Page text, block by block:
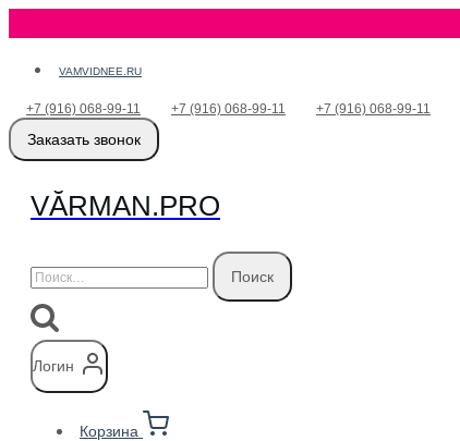
Перейти
содержимому
VAMVIDNEE.RU
+7 (916) 068-99-11 +7 (916) 068-99-11 +7 (916) 068-99-11
Заказать звонок
VӐRMAN.PRO
Найти:
Логин
Корзина